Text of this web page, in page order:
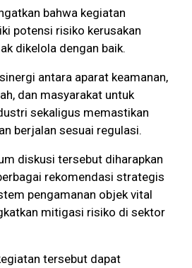
bahwa kegiatan
potensi risiko kerusakan
dikelola dengan baik.
antara aparat keamanan,
dan masyarakat untuk
sekaligus memastikan
berjalan sesuai regulasi.
diskusi tersebut diharapkan
rekomendasi strategis
pengamanan objek vital
mitigasi risiko di sektor
tersebut dapat